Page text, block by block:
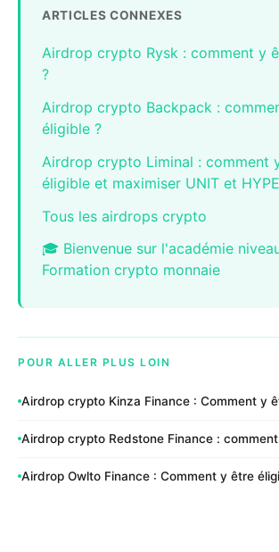
ARTICLES CONNEXES
Airdrop crypto Rysk : comment y
?
Airdrop crypto Backpack :
éligible ?
Airdrop crypto Liminal : comment
éligible et maximiser UNIT et
Tous les airdrops crypto
🎓 Bienvenue sur l'académie
Formation crypto monnaie
POUR ALLER PLUS LOIN
Airdrop crypto Kinza Finance : Comment y
Airdrop crypto Redstone Finance :
Airdrop Owlto Finance : Comment y être